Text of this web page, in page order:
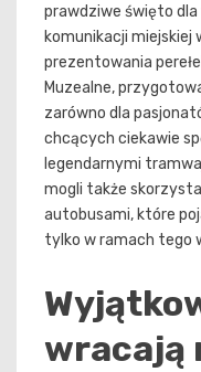
prawdziwe święto
komunikacji miejskiej
prezentowania
Muzealne,
zarówno dla
chcących ciekawie
legendarnymi
mogli także
autobusami, które
tylko w ramach tego
wracają